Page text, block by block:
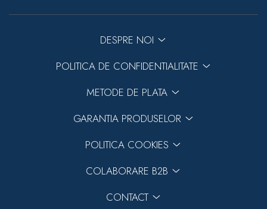
DESPRE NOI
POLITICA DE CONFIDENTIALITATE
METODE DE PLATA
GARANTIA PRODUSELOR
POLITICA COOKIES
COLABORARE B2B
CONTACT